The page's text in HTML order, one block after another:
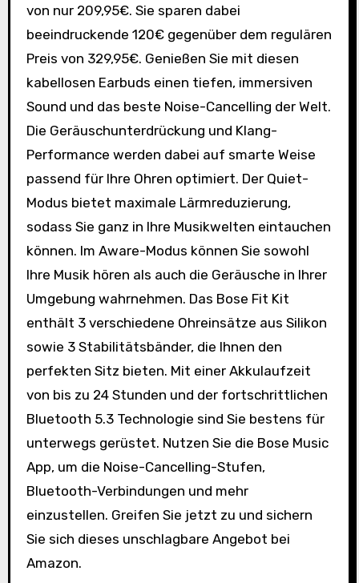
von nur 209,95€. Sie sparen dabei
beeindruckende 120€ gegenüber dem regulären
Preis von 329,95€. Genießen Sie mit diesen
kabellosen Earbuds einen tiefen, immersiven
Sound und das beste Noise-Cancelling der Welt.
Die Geräuschunterdrückung und Klang-
Performance werden dabei auf smarte Weise
passend für Ihre Ohren optimiert. Der Quiet-
Modus bietet maximale Lärmreduzierung,
sodass Sie ganz in Ihre Musikwelten eintauchen
können. Im Aware-Modus können Sie sowohl
Ihre Musik hören als auch die Geräusche in Ihrer
Umgebung wahrnehmen. Das Bose Fit Kit
enthält 3 verschiedene Ohreinsätze aus Silikon
sowie 3 Stabilitätsbänder, die Ihnen den
perfekten Sitz bieten. Mit einer Akkulaufzeit
von bis zu 24 Stunden und der fortschrittlichen
Bluetooth 5.3 Technologie sind Sie bestens für
unterwegs gerüstet. Nutzen Sie die Bose Music
App, um die Noise-Cancelling-Stufen,
Bluetooth-Verbindungen und mehr
einzustellen. Greifen Sie jetzt zu und sichern
Sie sich dieses unschlagbare Angebot bei
Amazon.